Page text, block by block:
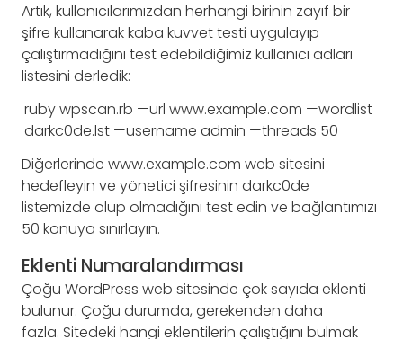
Artık, kullanıcılarımızdan herhangi birinin zayıf bir
şifre kullanarak kaba kuvvet testi uygulayıp
çalıştırmadığını test edebildiğimiz kullanıcı adları
listesini derledik:
rubywpscan.rb —url www.example.com —wordlist
darkc0de.lst —username admin —threads 50
Diğerlerinde www.example.com web sitesini
hedefleyin ve yönetici şifresinin darkc0de
listemizde olup olmadığını test edin ve bağlantımızı
50 konuya sınırlayın.
Eklenti Numaralandırması
Çoğu WordPress web sitesinde çok sayıda eklenti
bulunur. Çoğu durumda, gerekenden daha
fazla. Sitedeki hangi eklentilerin çalıştığını bulmak